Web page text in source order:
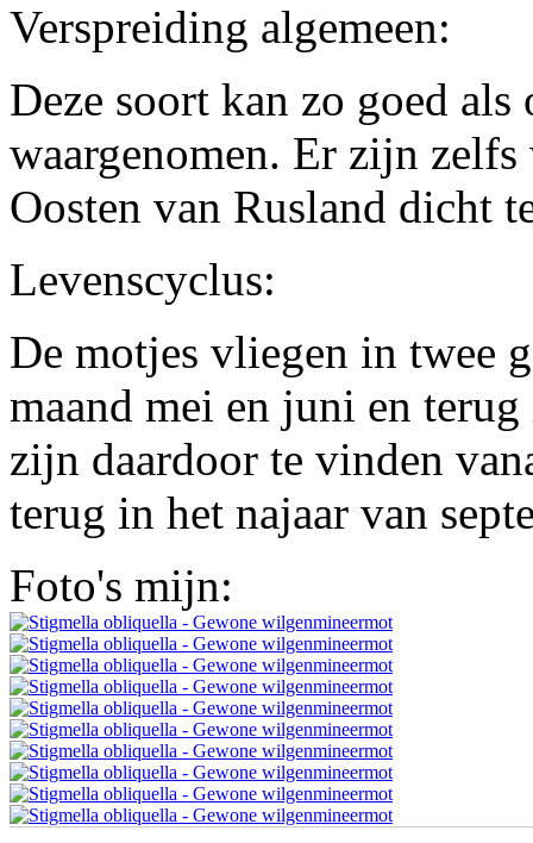
Verspreiding algemeen:
Deze soort kan zo goed
waargenomen. Er zijn
Oosten van Rusland dicht
Levenscyclus:
De motjes vliegen in twee
maand mei en juni en
zijn daardoor te vinden
terug in het najaar van
Foto's mijn: